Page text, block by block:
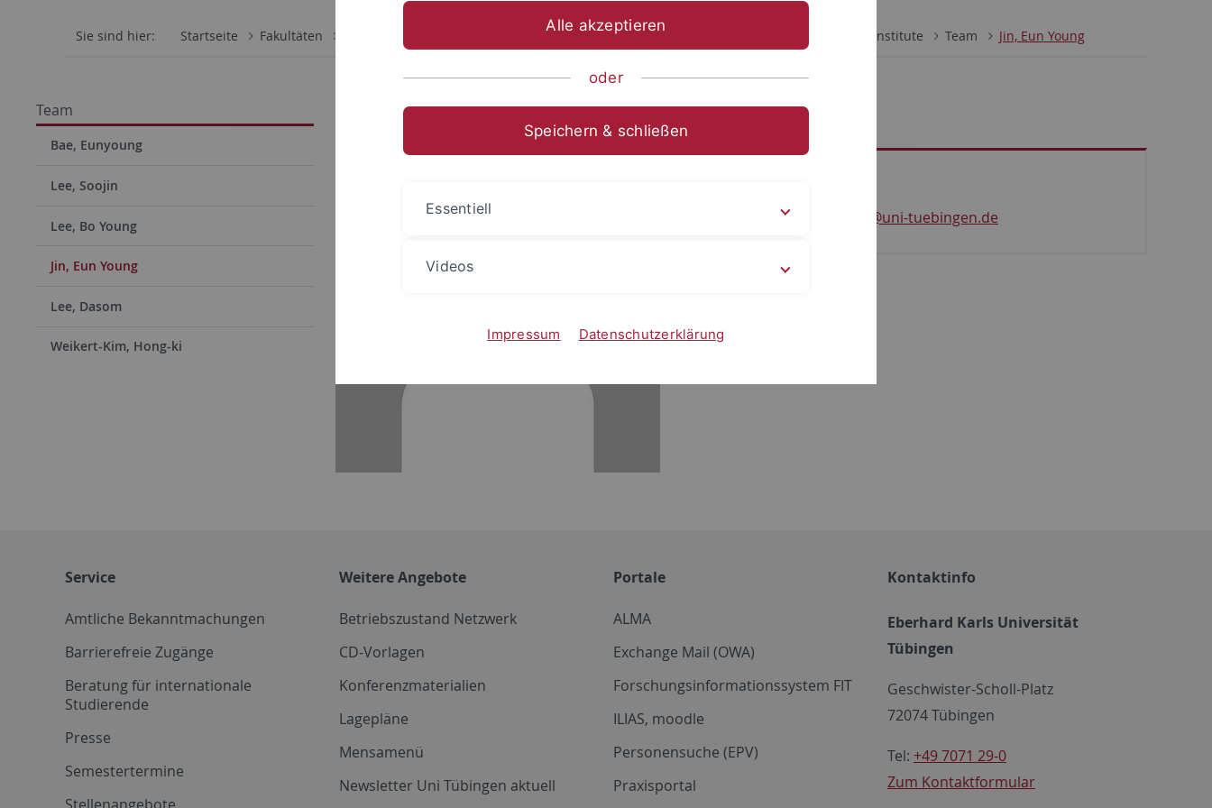
Sie sind hier: Startseite Fakultäten Asien-Orient-Wissenschaften Sejong Institute Team Jin, Eun Young
Team
Bae, Eunyoung
Lee, Soojin
Lee, Bo Young
Jin, Eun Young
Lee, Dasom
Weikert-Kim, Hong-ki
Eun Young Jin
eunyoung.jin@uni-tuebingen.de
Service
Amtliche Bekanntmachungen
Barrierefreie Zugänge
Beratung für internationale
Studierende
Presse
Semestertermine
Stellenangebote
Weitere Angebote
Betriebszustand Netzwerk
CD-Vorlagen
Konferenzmaterialien
Lagepläne
Mensamenü
Newsletter Uni Tübingen aktuell
Portale
ALMA
Exchange Mail (OWA)
Forschungsinformationssystem FIT
ILIAS, moodle
Personensuche (EPV)
Praxisportal
Kontaktinfo
Eberhard Karls Universität
Tübingen
Geschwister-Scholl-Platz
72074 Tübingen
Tel: +49 7071 29-0
Zum Kontaktformular
Alle akzeptieren
oder
Speichern & schließen
Essentiell
Videos
Impressum Datenschutzerklärung